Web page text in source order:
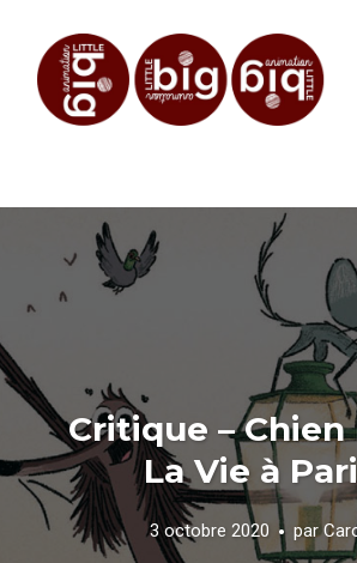
Critique – Chien
La Vie à
3 octobre 2020 par